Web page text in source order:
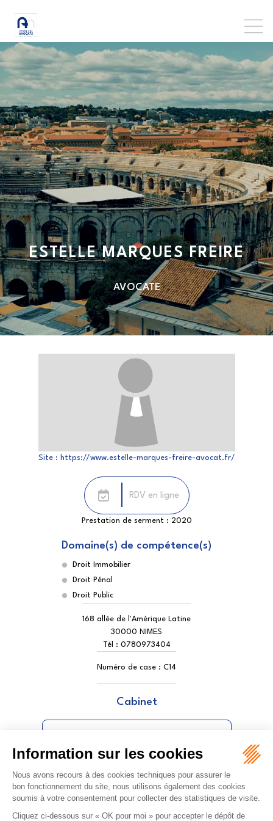
Site : https://www.estelle-marques-freire-avocat.fr/
RDV en ligne
Prestation de serment : 2020
Domaine(s) de compétence(s)
Droit Immobilier
Droit Pénal
Droit Public
ESTELLE MARQUES FREIRE
AVOCATE
168 allée de l'Amérique Latine
30000 NIMES
Tél : 0780973404
Numéro de case : C14
Cabinet
MARQUES FREIRE ESTELLE